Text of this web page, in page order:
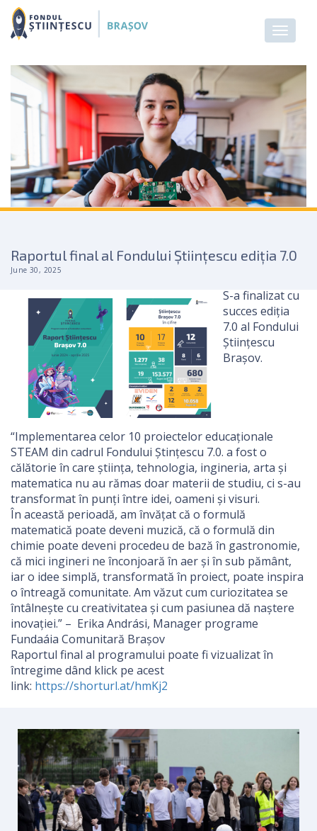
Raportul final al Fondului Științescu ediția 7.0
June 30, 2025
S-a finalizat cu
succes ediția
7.0 al Fondului
Științescu
Brașov.
“Implementarea celor 10 proiectelor educaționale
STEAM din cadrul Fondului Ștințescu 7.0. a fost o
călătorie în care știința, tehnologia, ingineria, arta și
matematica nu au rămas doar materii de studiu, ci s-au
transformat în punți între idei, oameni și visuri.
În această perioadă, am învățat că o formulă
matematică poate deveni muzică, că o formulă din
chimie poate deveni procedeu de bază în gastronomie,
că mici ingineri ne înconjoară în aer și în sub pământ,
iar o idee simplă, transformată în proiect, poate inspira
o întreagă comunitate. Am văzut cum curiozitatea se
întâlnește cu creativitatea și cum pasiunea dă naștere
inovației.” – Erika Andrási, Manager programe
Fundaáia Comunitară Brașov
Raportul final al programului poate fi vizualizat în
întregime dând klick pe acest
link: https://shorturl.at/hmKj2